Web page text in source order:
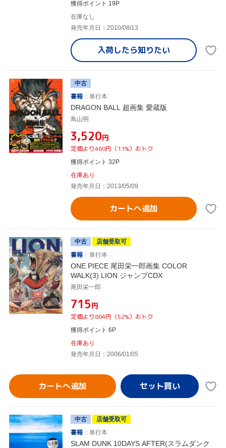
獲得ポイント 19P
在庫なし
発売年月日：2010/08/13
入荷したら知りたい
中古
書籍
単行本
DRAGON BALL 超画集 愛蔵版
鳥山明
¥3,520円
定価より460円（11%）おトク
獲得ポイント 32P
在庫あり
発売年月日：2013/05/09
カートへ追加
中古
店舗受取可
書籍
単行本
ONE PIECE 尾田栄一郎画集 COLOR
WALK(3) LION ジャンプCDX
尾田栄一郎
¥715円
定価より804円（52%）おトク
獲得ポイント 6P
在庫あり
発売年月日：2006/01/05
カートへ追加
中古
店舗受取可
書籍
単行本
SLAM DUNK 10DAYS AFTER(スラムダンク